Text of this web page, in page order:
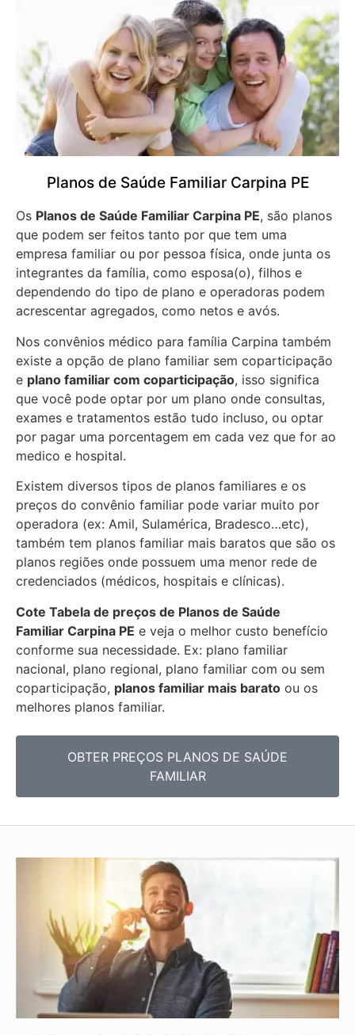
Planos de Saúde Familiar Carpina PE
Os Planos de Saúde Familiar Carpina PE, são planos
que podem ser feitos tanto por que tem uma
empresa familiar ou por pessoa física, onde junta os
integrantes da família, como esposa(o), filhos e
dependendo do tipo de plano e operadoras podem
acrescentar agregados, como netos e avós.
Nos convênios médico para família Carpina também
existe a opção de plano familiar sem coparticipação
e plano familiar com coparticipação, isso significa
que você pode optar por um plano onde consultas,
exames e tratamentos estão tudo incluso, ou optar
por pagar uma porcentagem em cada vez que for ao
medico e hospital.
Existem diversos tipos de planos familiares e os
preços do convênio familiar pode variar muito por
operadora (ex: Amil, Sulamérica, Bradesco…etc),
também tem planos familiar mais baratos que são os
planos regiões onde possuem uma menor rede de
credenciados (médicos, hospitais e clínicas).
Cote Tabela de preços de Planos de Saúde
Familiar Carpina PE e veja o melhor custo benefício
conforme sua necessidade. Ex: plano familiar
nacional, plano regional, plano familiar com ou sem
coparticipação, planos familiar mais barato ou os
melhores planos familiar.
OBTER PREÇOS PLANOS DE SAÚDE
FAMILIAR